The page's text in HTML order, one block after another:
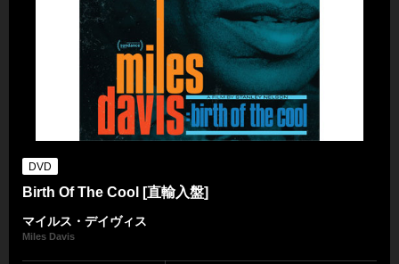
DVD
Birth Of The Cool [直輸入盤]
マイルス・デイヴィス
Miles Davis